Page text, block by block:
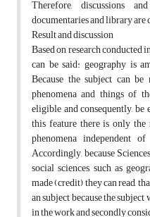
Therefore, discussions
documentaries and library are
Result and discussion
Based on research conducted
can be said: geography is
Because the subject can
phenomena and things of
eligible and consequently,
this feature there is only the
phenomena independent
Accordingly, because
social sciences, such as
made (credit) they can read,
an subject because the
in the work and secondly